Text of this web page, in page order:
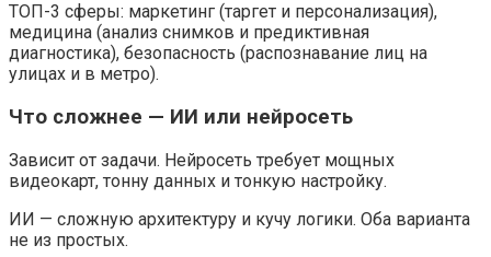
ТОП-3 сферы: маркетинг (таргет и персонализация),
медицина (анализ снимков и предиктивная
диагностика), безопасность (распознавание лиц на
улицах и в метро).
Что сложнее — ИИ или нейросеть
Зависит от задачи. Нейросеть требует мощных
видеокарт, тонну данных и тонкую настройку.
ИИ — сложную архитектуру и кучу логики. Оба варианта
не из простых.